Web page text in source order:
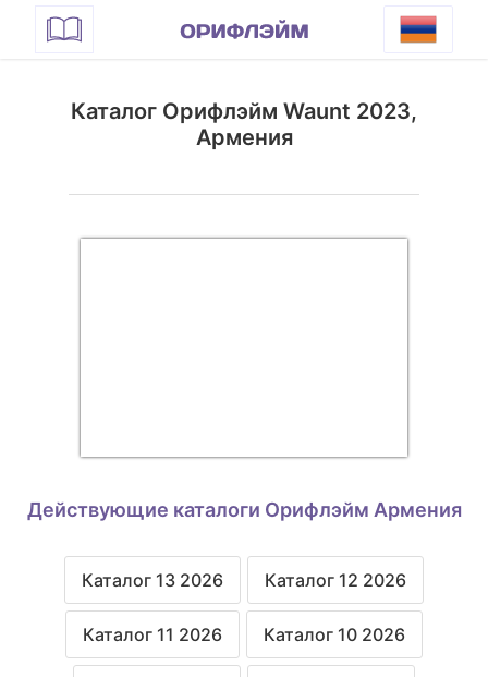
Каталог Орифлэйм Waunt 2023,
Армения
Действующие каталоги Орифлэйм Армения
Каталог 13 2026 Каталог 12 2026
Каталог 11 2026 Каталог 10 2026